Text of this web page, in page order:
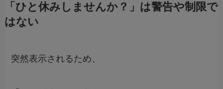
「ひと休みしませんか？」は警告や制限で
はない
突然表示されるため、